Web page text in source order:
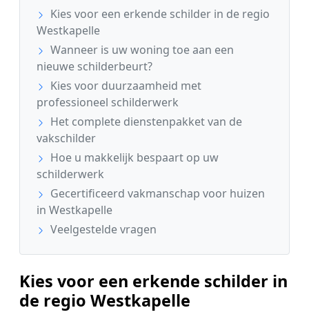
Kies voor een erkende schilder in de regio
Westkapelle
Wanneer is uw woning toe aan een
nieuwe schilderbeurt?
Kies voor duurzaamheid met
professioneel schilderwerk
Het complete dienstenpakket van de
vakschilder
Hoe u makkelijk bespaart op uw
schilderwerk
Gecertificeerd vakmanschap voor huizen
in Westkapelle
Veelgestelde vragen
Kies voor een erkende schilder in
de regio Westkapelle